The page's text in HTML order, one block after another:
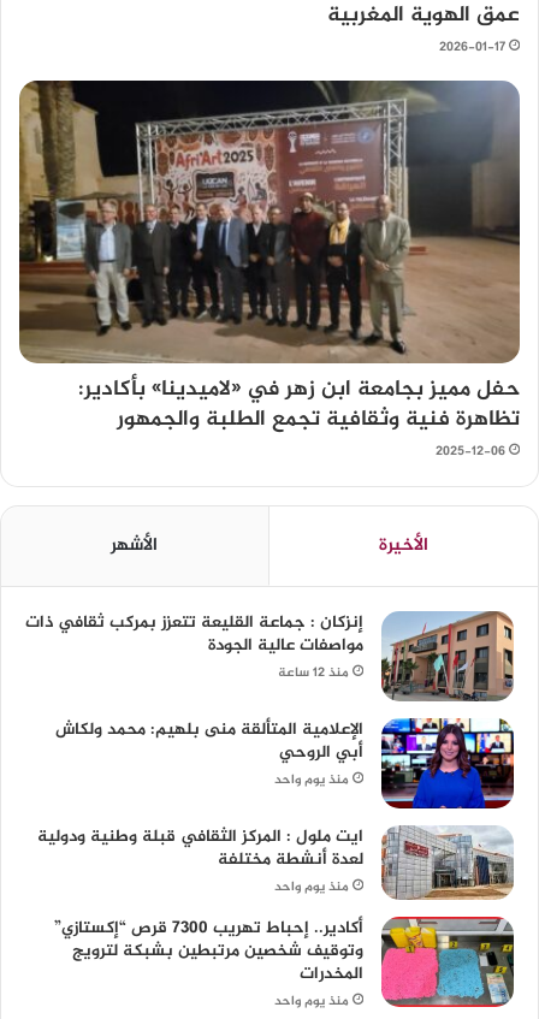
عمق الهوية المغربية
2026-01-17
حفل مميز بجامعة ابن زهر في «لاميدينا» بأكادير:
تظاهرة فنية وثقافية تجمع الطلبة والجمهور
2025-12-06
الأخيرة الأشهر
إنزكان : جماعة القليعة تتعزز بمركب ثقافي ذات
مواصفات عالية الجودة
منذ 12 ساعة
الإعلامية المتألقة منى بلهيم: محمد ولكاش
أبي الروحي
منذ يوم واحد
ايت ملول : المركز الثقافي قبلة وطنية ودولية
لعدة أنشطة مختلفة
منذ يوم واحد
أكادير.. إحباط تهريب 7300 قرص “إكستازي”
وتوقيف شخصين مرتبطين بشبكة لترويج
المخدرات
منذ يوم واحد